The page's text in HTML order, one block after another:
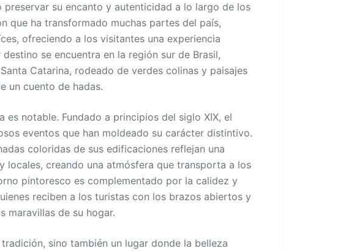
su encanto y autenticidad a lo largo de los
que ha transformado muchas partes del país,
ofreciendo a los visitantes una experiencia
se encuentra en la región sur de Brasil,
Catarina, rodeado de verdes colinas y paisajes
un cuento de hadas.
es notable. Fundado a principios del siglo XIX, el
eventos que han moldeado su carácter distintivo.
coloridas de sus edificaciones reflejan una
locales, creando una atmósfera que transporta a los
pintoresco es complementado por la calidez y
reciben a los turistas con los brazos abiertos y
maravillas de su hogar.
sino también un lugar donde la belleza